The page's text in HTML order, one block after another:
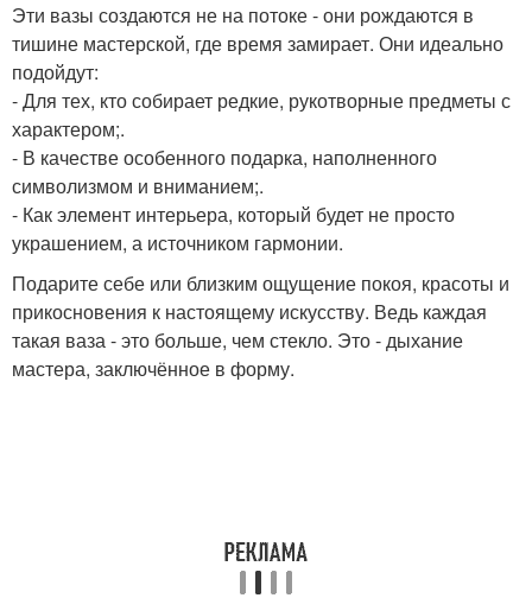
Эти вазы создаются не на потоке - они рождаются в
тишине мастерской, где время замирает. Они идеально
подойдут:
- Для тех, кто собирает редкие, рукотворные предметы с
характером;.
- В качестве особенного подарка, наполненного
символизмом и вниманием;.
- Как элемент интерьера, который будет не просто
украшением, а источником гармонии.
Подарите себе или близким ощущение покоя, красоты и
прикосновения к настоящему искусству. Ведь каждая
такая ваза - это больше, чем стекло. Это - дыхание
мастера, заключённое в форму.